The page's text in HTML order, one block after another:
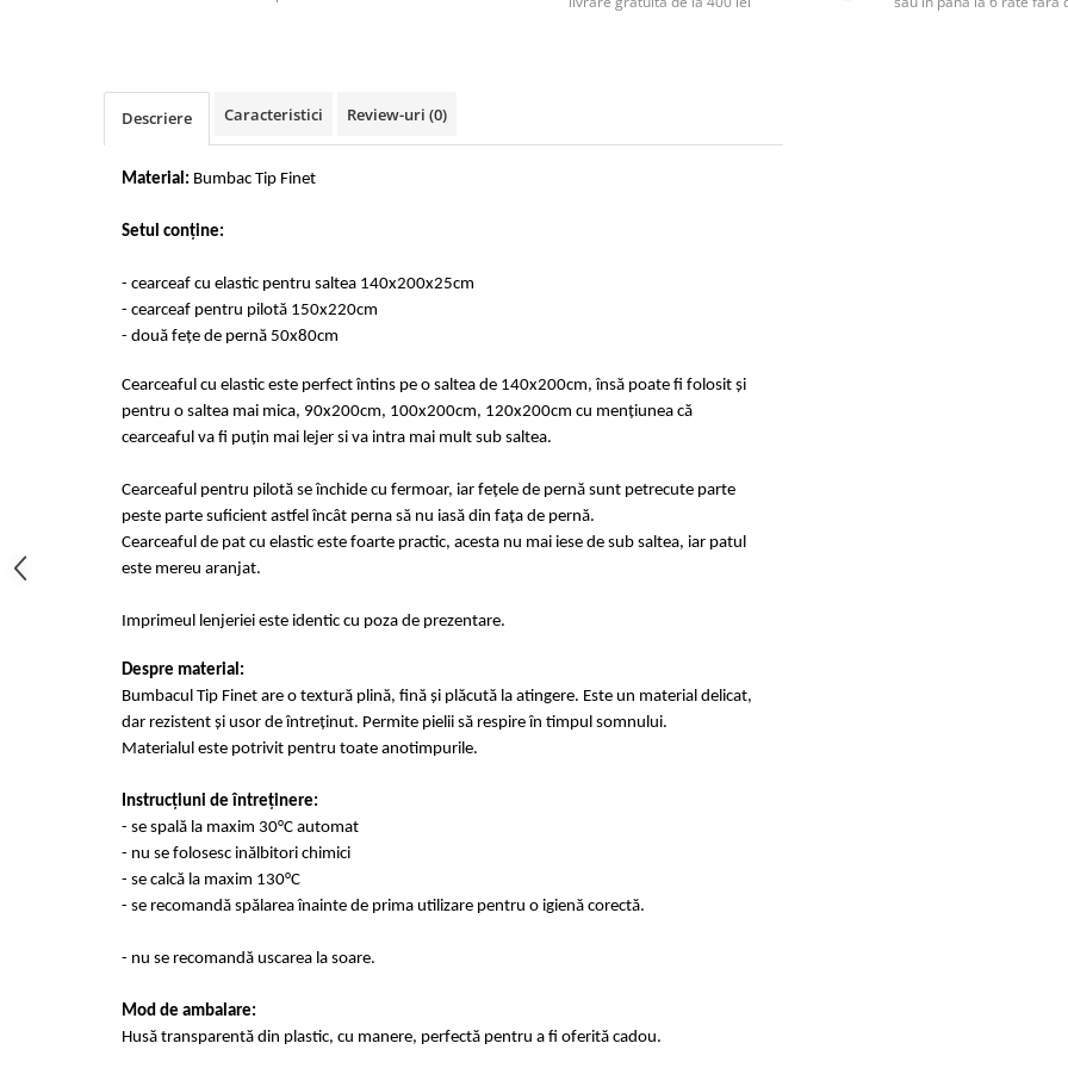
Cearceaf cu elastic
Cearceaf normal
Lenjerii Pufoase Fluffy/ Rabbit
Bumbac 100%
Lenjerii Satin Premium
Lenjerii Creponate
Set Lenjerie + Draperii Pat Dublu
Huse Impermeabile 160x200cm
Huse Impermeabile 180x200cm
Descriere Caracteristici Review-uri (0)
Material: Bumbac Tip Finet
Setul conține:
- cearceaf cu elastic pentru saltea 140x200x25cm
- cearceaf pentru pilotă 150x220cm
- două fețe de pernă 50x80cm
Cearceaful cu elastic este perfect întins pe o saltea de 140x200cm, însă poate fi folosit și
pentru o saltea mai mica, 90x200cm, 100x200cm, 120x200cm cu mențiunea că
cearceaful va fi puțin mai lejer si va intra mai mult sub saltea.
Cearceaful pentru pilotă se închide cu fermoar, iar fețele de pernă sunt petrecute parte
peste parte suficient astfel încât perna să nu iasă din fața de pernă.
Cearceaful de pat cu elastic este foarte practic, acesta nu mai iese de sub saltea, iar patul
este mereu aranjat.
Imprimeul lenjeriei este identic cu poza de prezentare.
Despre material:
Bumbacul Tip Finet are o textură plină, fină și plăcută la atingere. Este un material delicat,
dar rezistent și usor de întreținut. Permite pielii să respire în timpul somnului.
Materialul este potrivit pentru toate anotimpurile.
Instrucțiuni de întreținere:
- se spală la maxim 30°C automat
- nu se folosesc inălbitori chimici
- se calcă la maxim 130°C
- se recomandă spălarea înainte de prima utilizare pentru o igienă corectă.
- nu se recomandă uscarea la soare.
Mod de ambalare:
Husă transparentă din plastic, cu manere, perfectă pentru a fi oferită cadou.